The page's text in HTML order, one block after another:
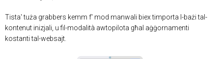
Tista' tuża grabbers kemm f' mod manwali biex timporta l-bażi tal-
kontenut inizjali, u fil-modalità awtopilota għal aġġornamenti
kostanti tal-websajt.